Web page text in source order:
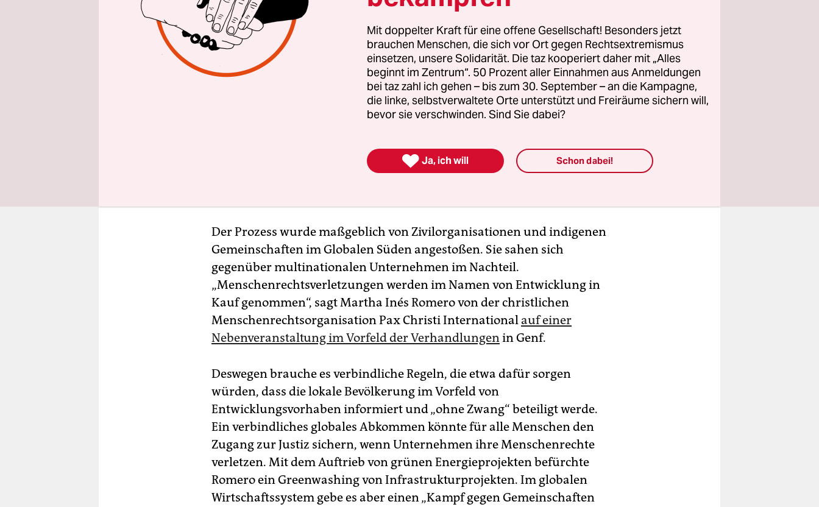
Menschenrechtsverletzungen in der Wirtschaft zu verhindern. Nur auf
den Zuschauerbänken dabei: die Europäische Union. Sie hat sich
weiterhin kein Verhandlungsmandat für eine aktive Beteiligung
gegeben, kann also keine Vorschläge machen. Sie kann die Texte
überarbeitet und ein Fahrplan vereinbart
werden, wie das Abkommen in den nächsten Jahren zu Ende gebracht
Der Prozess wurde maßgeblich von Zivilorganisationen und indigenen
Gemeinschaften im Globalen Süden angestoßen. Sie sahen sich
gegenüber multinationalen Unternehmen im Nachteil.
„Menschenrechtsverletzungen werden im Namen von Entwicklung in
Kauf genommen“, sagt Martha Inés Romero von der christlichen
Menschenrechtsorganisation Pax Christi International auf einer
Nebenveranstaltung im Vorfeld der Verhandlungenin Genf.
Deswegen brauche es verbindliche Regeln, die etwa dafür sorgen
würden, dass die lokale Bevölkerung im Vorfeld von
Entwicklungsvorhaben informiert und „ohne Zwang“ beteiligt werde.
Ein verbindliches globales Abkommen könnte für alle Menschen den
Zugang zur Justiz sichern, wenn Unternehmen ihre Menschenrechte
verletzen. Mit dem Auftrieb von grünen Energieprojekten befürchte
Romero ein Greenwashing von Infrastrukturprojekten. Im globalen
Wirtschaftssystem gebe es aber einen „Kampf gegen Gemeinschaften
Mit doppelter Kraft für eine offene Gesellschaft! Besonders jetzt
brauchen Menschen, die sich vor Ort gegen Rechtsextremismus
einsetzen, unsere Solidarität. Die taz kooperiert daher mit „Alles
beginnt im Zentrum“. 50 Prozent aller Einnahmen aus Anmeldungen
bei taz zahl ich gehen – bis zum 30. September – an die Kampagne,
die linke, selbstverwaltete Orte unterstützt und Freiräume sichern will,
bevor sie verschwinden. Sind Sie dabei?
 Ja, ich will Schon dabei!